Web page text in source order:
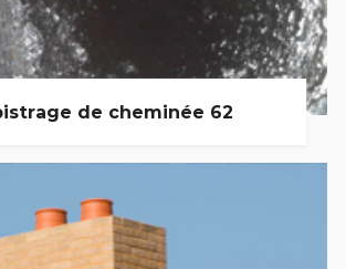
de cheminée 62